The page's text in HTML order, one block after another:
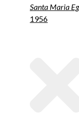
Santa Maria
1956